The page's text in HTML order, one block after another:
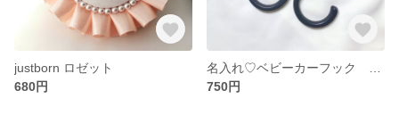
justborn ロゼット
680円
750円